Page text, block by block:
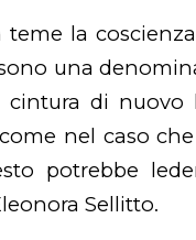
teme la
una
cintura di
nel caso
potrebbe
Sellitto.